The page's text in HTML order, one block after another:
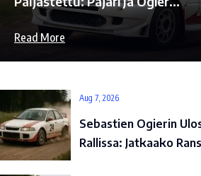
Read More
Aug 7, 2026
Sebastien Ogierin
Rallissa: Jatkaako